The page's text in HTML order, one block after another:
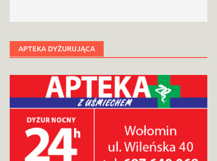
APTEKA DYŻURUJĄCA